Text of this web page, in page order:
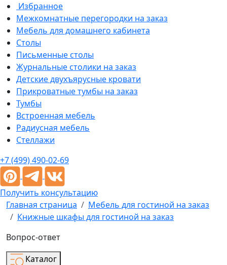
Избранное
Межкомнатные перегородки на заказ
Мебель для домашнего кабинета
Столы
Письменные столы
Журнальные столики на заказ
Детские двухъярусные кровати
Прикроватные тумбы на заказ
Тумбы
Встроенная мебель
Радиусная мебель
Стеллажи
+7 (499) 490-02-69
Получить консультацию
Главная страница
Мебель для гостиной на заказ
Книжные шкафы для гостиной на заказ
Вопрос-ответ
Каталог